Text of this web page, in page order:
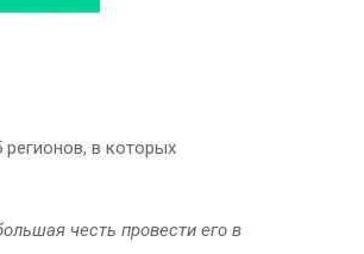
в которых
честь провести его в